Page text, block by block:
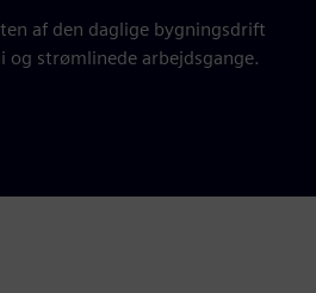
af den daglige bygningsdrift
strømlinede arbejdsgange.